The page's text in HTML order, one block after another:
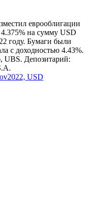
еврооблигации
на сумму USD
году. Бумаги были
с доходностью 4.43%.
UBS. Депозитарий:
USD